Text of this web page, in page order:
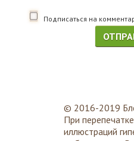
Подписаться на
© 2016-2019
При
иллюстраций